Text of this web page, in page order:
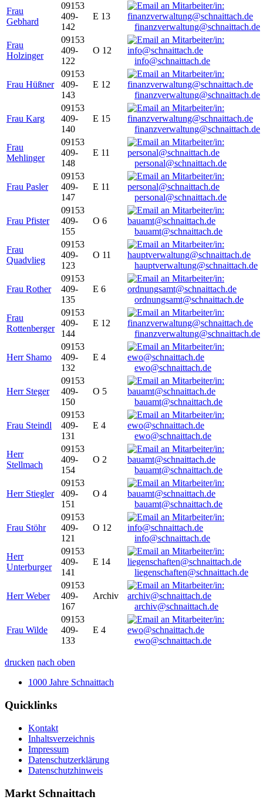
Frau
Gebhard
09153
409-
142
E 13
finanzverwaltung@schnaittach.de
Frau
Holzinger
09153
409-
122
O 12
info@schnaittach.de
Frau Hüßner
09153
409-
143
E 12
finanzverwaltung@schnaittach.de
Frau Karg
09153
409-
140
E 15
finanzverwaltung@schnaittach.de
Frau
Mehlinger
09153
409-
148
E 11
personal@schnaittach.de
Frau Pasler
09153
409-
147
E 11
personal@schnaittach.de
Frau Pfister
09153
409-
155
O 6
bauamt@schnaittach.de
Frau
Quadvlieg
09153
409-
123
O 11
hauptverwaltung@schnaittach.de
Frau Rother
09153
409-
135
E 6
ordnungsamt@schnaittach.de
Frau
Rottenberger
09153
409-
144
E 12
finanzverwaltung@schnaittach.de
Herr Shamo
09153
409-
132
E 4
ewo@schnaittach.de
Herr Steger
09153
409-
150
O 5
bauamt@schnaittach.de
Frau Steindl
09153
409-
131
E 4
ewo@schnaittach.de
Herr
Stellmach
09153
409-
154
O 2
bauamt@schnaittach.de
Herr Stiegler
09153
409-
151
O 4
bauamt@schnaittach.de
Frau Stöhr
09153
409-
121
O 12
info@schnaittach.de
Herr
Unterburger
09153
409-
141
E 14
liegenschaften@schnaittach.de
Herr Weber
09153
409-
167
Archiv
archiv@schnaittach.de
Frau Wilde
09153
409-
133
E 4
ewo@schnaittach.de
drucken nach oben
1000 Jahre Schnaittach
Quicklinks
Kontakt
Inhaltsverzeichnis
Impressum
Datenschutzerklärung
Datenschutzhinweis
Markt Schnaittach